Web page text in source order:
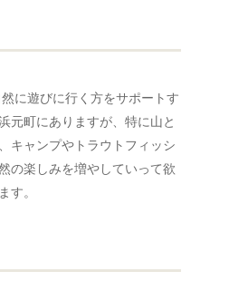
に遊びに行く方をサポートす
元町にありますが、特に山と
キャンプやトラウトフィッシ
の楽しみを増やしていって欲
す。